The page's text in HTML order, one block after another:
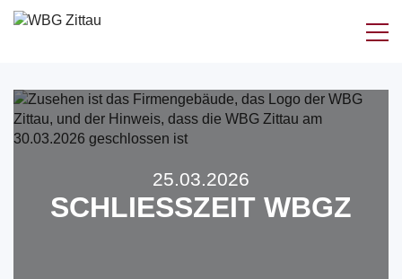
Zum
Inhalt
25.03.2026
SCHLIESSZEIT WBGZ